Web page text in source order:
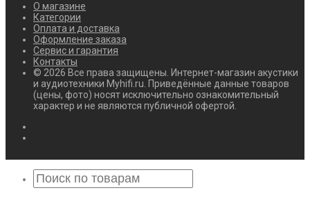
О магазине
Категории
Оплата и доставка
Оформление заказа
Сервис и гарантия
Контакты
© 2026 Все права защищены. Интернет-магазин акустики
и аудиотехники Myhifi.ru. Приведённые данные товаров
(цены, фото) носят исключительно ознакомительный
характер и не являются публичной офертой.